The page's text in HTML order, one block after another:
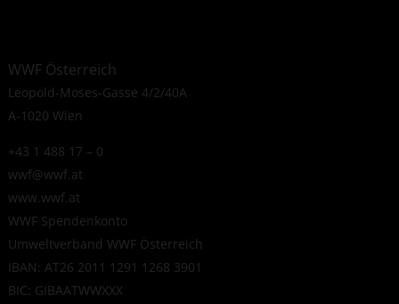
WWF Österreich
Leopold-Moses-Gasse 4/2/40A
A-1020 Wien
+43 1 488 17 – 0
wwf@wwf.at
www.wwf.at
WWF Spendenkonto
Umweltverband WWF Österreich
IBAN: AT26 2011 1291 1268 3901
BIC: GIBAATWWXXX